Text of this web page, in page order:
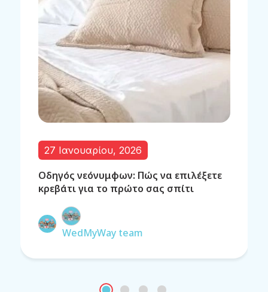
27 Ιανουαρίου, 2026
Οδηγός νεόνυμφων: Πώς να επιλέξετε
κρεβάτι για το πρώτο σας σπίτι
WedMyWay team